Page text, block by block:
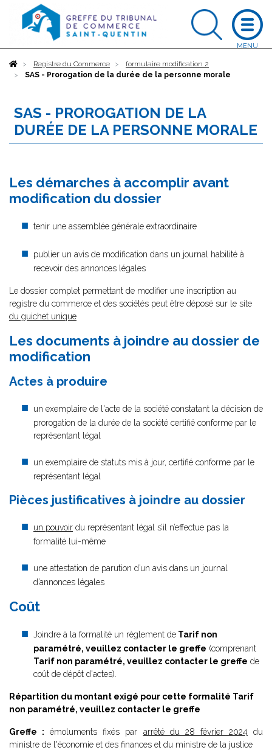
AccueilRegistre du Commerce
formulaire modification 2
SAS - Prorogation de la durée de la personne morale
SAS - PROROGATION DE LA
DURÉE DE LA PERSONNE MORALE
Les démarches à accomplir avant
modification du dossier
tenir une assemblée générale extraordinaire
publier un avis de modification dans un journal habilité à
recevoir des annonces légales
Le dossier complet permettant de modifier une inscription au
registre du commerce et des sociétés peut être déposé sur le site
du guichet unique
Les documents à joindre au dossier de
modification
Actes à produire
un exemplaire de l'acte de la société constatant la décision de
prorogation de la durée de la société certifié conforme par le
représentant légal
un exemplaire de statuts mis à jour, certifié conforme par le
représentant légal
Pièces justificatives à joindre au dossier
un pouvoir du représentant légal s’il n’effectue pas la
formalité lui-même
une attestation de parution d’un avis dans un journal
d’annonces légales
Coût
Joindre à la formalité un règlement de Tarif non
paramétré, veuillez contacter le greffe (comprenant
Tarif non paramétré, veuillez contacter le greffe de
coût de dépôt d'actes).
Répartition du montant exigé pour cette formalité Tarif
non paramétré, veuillez contacter le greffe
Greffe : émoluments fixés par arrêté du 28 février 2024 du
ministre de l'économie et des finances et du ministre de la justice